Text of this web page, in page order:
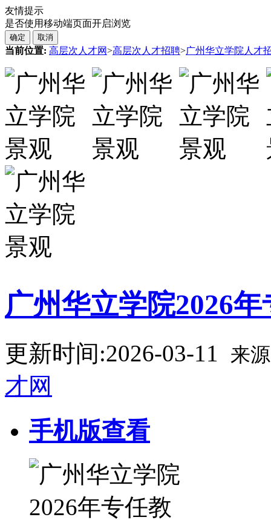
友情提示
是否使用移动端页面开启浏览
确定 取消
当前位置: 高层次人才网>高层次人才招聘>广州华立学院人才
广州华立学院2026
更新时间:2026-03-11 来
才网
手机版查看